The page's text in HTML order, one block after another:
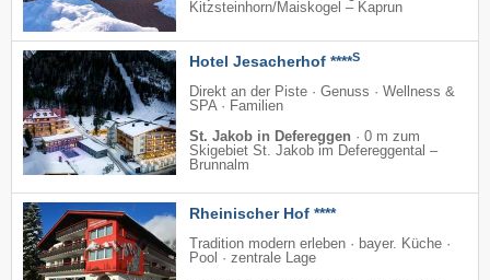
Kitzsteinhorn/​Maiskogel – Kaprun
Hotel Jesacherhof ****S
Direkt an der Piste · Genuss · Wellness &
SPA · Familien
St. Jakob in Defereggen · 0 m zum
Skigebiet St. Jakob im Defereggental –
Brunnalm
Rheinischer Hof ****
Tradition modern erleben · bayer. Küche ·
Pool · zentrale Lage